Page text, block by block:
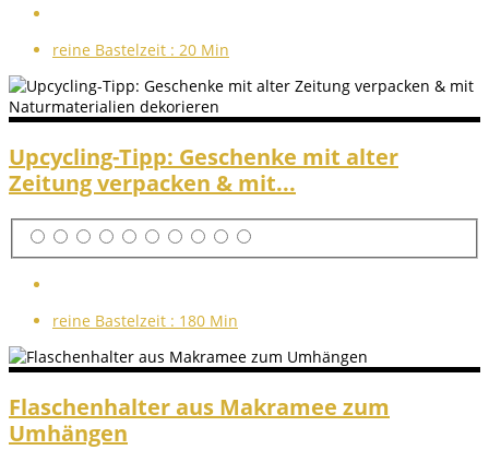
reine Bastelzeit : 20 Min
Upcycling-Tipp: Geschenke mit alter
Zeitung verpacken & mit...
reine Bastelzeit : 180 Min
Flaschenhalter aus Makramee zum
Umhängen